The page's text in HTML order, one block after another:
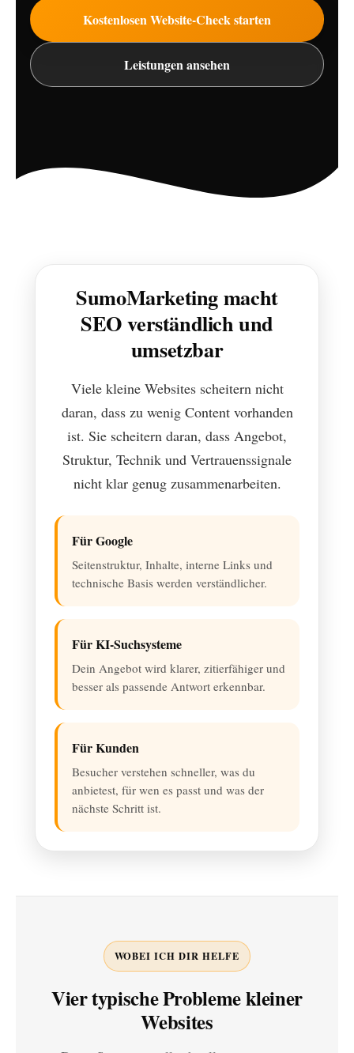
Kostenlosen Website-Check starten
Leistungen ansehen
SumoMarketing macht
SEO verständlich und
umsetzbar
Viele kleine Websites scheitern nicht
daran, dass zu wenig Content vorhanden
ist. Sie scheitern daran, dass Angebot,
Struktur, Technik und Vertrauenssignale
nicht klar genug zusammenarbeiten.
Für Google
Seitenstruktur, Inhalte, interne Links und
technische Basis werden verständlicher.
Für KI-Suchsysteme
Dein Angebot wird klarer, zitierfähiger und
besser als passende Antwort erkennbar.
Für Kunden
Besucher verstehen schneller, was du
anbietest, für wen es passt und was der
nächste Schritt ist.
WOBEI ICH DIR HELFE
Vier typische Probleme kleiner
Websites